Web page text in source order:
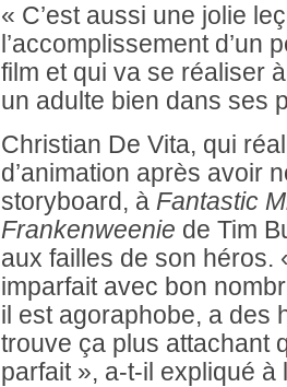
« C’est aussi une jolie
l’accomplissement d’un
film et qui va se réaliser
un adulte bien dans ses
Christian De Vita, qui
d’animation après avoir
storyboard, à Fantastic
Frankenweenie de Tim
aux failles de son héros.
imparfait avec bon
il est agoraphobe, a des
trouve ça plus attachant
parfait », a-t-il expliqué à